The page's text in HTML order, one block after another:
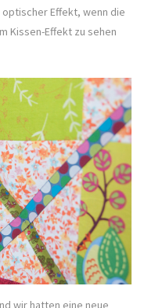
Effekt, wenn die
Kissen-Effekt zu sehen